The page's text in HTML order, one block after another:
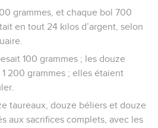
grammes, et chaque bol 700
en tout 24 kilos d’argent, selon
100 grammes ; les douze
200 grammes ; elles étaient
taureaux, douze béliers et douze
aux sacrifices complets, avec les